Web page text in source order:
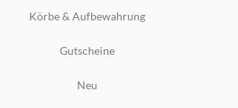
Körbe & Aufbewahrung
Gutscheine
Neu